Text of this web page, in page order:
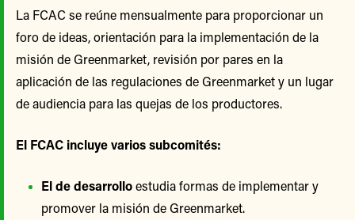
La FCAC se reúne mensualmente para proporcionar un
foro de ideas, orientación para la implementación de la
misión de Greenmarket, revisión por pares en la
aplicación de las regulaciones de Greenmarket y un lugar
de audiencia para las quejas de los productores.
El FCAC incluye varios subcomités:
El de desarrolloestudia formas de implementar y
promover la misión de Greenmarket.